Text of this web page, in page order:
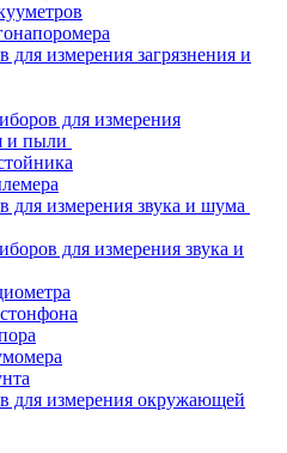
для измерения загрязнения и
для измерения
и пыли
для измерения звука и шума
для измерения звука и
для измерения окружающей